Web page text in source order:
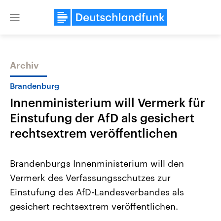
Close
Themen
2026
Alle Informationen
Sachsen-Anhalt wählt am 6.
September 2026 einen neuen
Landtag. Seit 2021 wird das
Aktuelle Beiträge,
Hintergründe
Wirtschaftlich und
gehören die Vereinigten
den mächtigsten Ländern
Archiv
Brandenburg
Innenministerium will Vermerk für
Einstufung der AfD als gesichert
rechtsextrem veröffentlichen
Brandenburgs Innenministerium will den
Vermerk des Verfassungsschutzes zur
Einstufung des AfD-Landesverbandes als
gesichert rechtsextrem veröffentlichen.